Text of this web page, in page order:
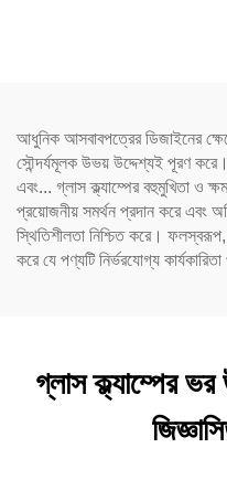
আধুনিক আসবাবপত্রের ডিজাইনের
সৌন্দর্যমূলক উভয় উদ্দেশ্যই পূরণ করে।
এবং... গ্লাস ক্ল্যাম্পের বহুমুখিতা ও
প্রয়োজনীয় সমর্থন প্রদান করে এবং
স্থিতিশীলতা নিশ্চিত করে। ফলস্বরূপ,
করে যে পণ্যটি নির্ভরযোগ্য
গ্লাস ক্ল্যাম্পের